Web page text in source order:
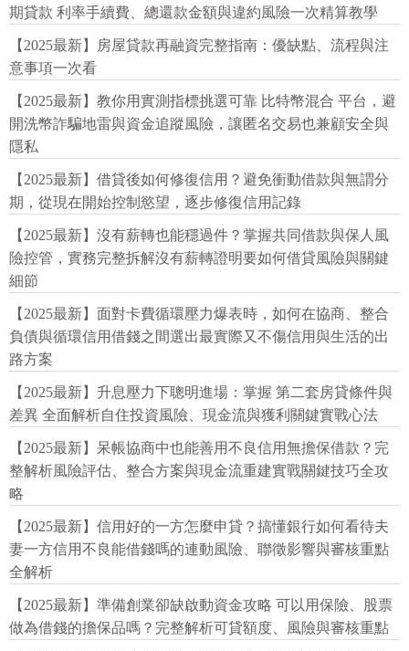
期貸款 利率手續費、總還款金額與違約風險一次精算教學
【2025最新】房屋貸款再融資完整指南：優缺點、流程與注
意事項一次看
【2025最新】教你用實測指標挑選可靠 比特幣混合 平台，避
開洗幣詐騙地雷與資金追蹤風險，讓匿名交易也兼顧安全與
隱私
【2025最新】借貸後如何修復信用？避免衝動借款與無謂分
期，從現在開始控制慾望，逐步修復信用記錄
【2025最新】沒有薪轉也能穩過件？掌握共同借款與保人風
險控管，實務完整拆解沒有薪轉證明要如何借貸風險與關鍵
細節
【2025最新】面對卡費循環壓力爆表時，如何在協商、整合
負債與循環信用借錢之間選出最實際又不傷信用與生活的出
路方案
【2025最新】升息壓力下聰明進場：掌握 第二套房貸條件與
差異 全面解析自住投資風險、現金流與獲利關鍵實戰心法
【2025最新】呆帳協商中也能善用不良信用無擔保借款？完
整解析風險評估、整合方案與現金流重建實戰關鍵技巧全攻
略
【2025最新】信用好的一方怎麼申貸？搞懂銀行如何看待夫
妻一方信用不良能借錢嗎的連動風險、聯徵影響與審核重點
全解析
【2025最新】準備創業卻缺啟動資金攻略 可以用保險、股票
做為借錢的擔保品嗎？完整解析可貸額度、風險與審核重點